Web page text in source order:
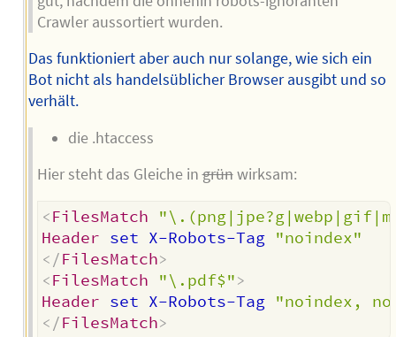
Crawler aussortiert wurden.
Das funktioniert aber auch nur solange, wie sich ein
Bot nicht als handelsüblicher Browser ausgibt und so
verhält.
die .htaccess
Hier steht das Gleiche ingrünwirksam:
<FilesMatch
Header set X-Robots-Tag "noindex"
</FilesMatch>
<FilesMatch "\.pdf$">
Header set X-Robots-Tag "noindex,
</FilesMatch>